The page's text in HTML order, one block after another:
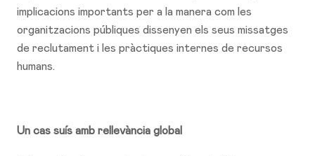
implicacions importants per a la manera com les
organitzacions públiques dissenyen els seus missatges
de reclutament i les pràctiques internes de recursos
humans.
Un cas suís amb rellevància global